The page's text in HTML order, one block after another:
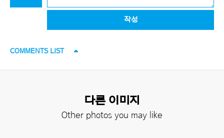
작성
COMMENTS LIST
다른 이미지
Other photos you may like